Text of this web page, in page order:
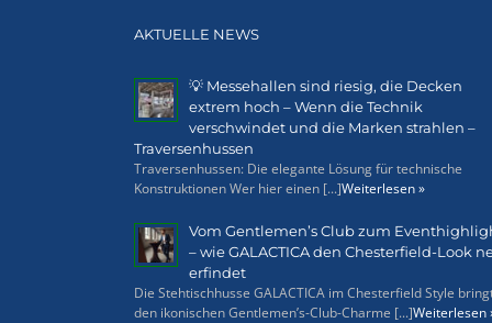
AKTUELLE NEWS
💡 Messehallen sind riesig, die Decken
extrem hoch – Wenn die Technik
verschwindet und die Marken strahlen –
Traversenhussen
Traversenhussen: Die elegante Lösung für technische
Konstruktionen Wer hier einen [...]Weiterlesen »
Vom Gentlemen’s Club zum
– wie GALACTICA den Chesterfield-Look
erfindet
Die Stehtischhusse GALACTICA im Chesterfield Style
den ikonischen Gentlemen’s-Club-Charme [...]Weiterlesen